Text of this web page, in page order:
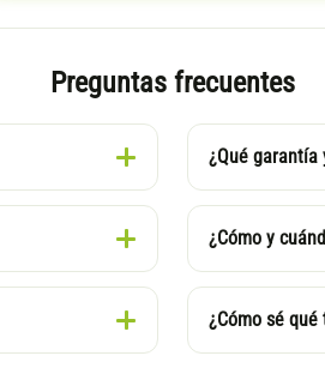
Preguntas frecuentes
¿Qué
¿Cómo y
¿Cómo sé